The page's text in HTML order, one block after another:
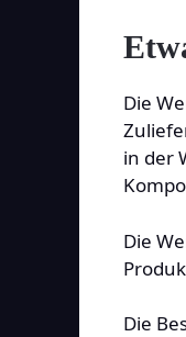
Die
in der
Die
Die